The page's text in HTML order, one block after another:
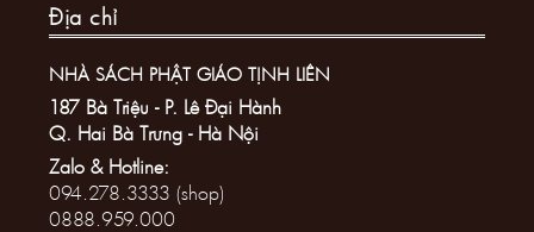
Địa chỉ
NHÀ SÁCH PHẬT GIÁO TỊNH LIÊN
187 Bà Triệu - P. Lê Đại Hành
Q. Hai Bà Trưng - Hà Nội
Zalo & Hotline:
094.278.3333 (shop)
0888.959.000